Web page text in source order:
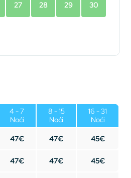
27 28 29 30
4 - 7
Noći
8 - 15
Noći
16 - 31
Noći
47€ 47€ 45€
47€ 47€ 45€